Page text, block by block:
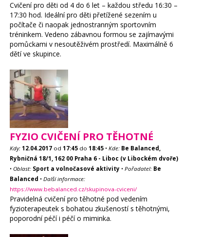
Cvičení pro děti od 4 do 6 let – každou středu 16:30 –
17:30 hod. Ideální pro děti přetížené sezením u
počítače či naopak jednostranným sportovním
tréninkem. Vedeno zábavnou formou se zajímavými
pomůckami v nesoutěživém prostředí. Maximálně 6
dětí ve skupince.
FYZIO CVIČENÍ PRO TĚHOTNÉ
Kdy: 12.04.2017 od 17:45 do 18:45 • Kde: Be Balanced,
Rybničná 18/1, 162 00 Praha 6 - Liboc (v Libockém dvoře)
• Oblast: Sport a volnočasové aktivity • Pořadatel: Be
Balanced • Další informace:
https://www.bebalanced.cz/skupinova-cviceni/
Pravidelná cvičení pro těhotné pod vedením
fyzioterapeutek s bohatou zkušeností s těhotnými,
poporodní péčí i péčí o miminka.